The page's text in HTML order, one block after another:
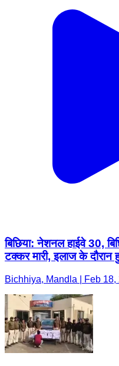
बिछिया: नेशनल हाईवे 30,
टक्कर मारी, इलाज के दौरान
Bichhiya, Mandla | Feb 18,